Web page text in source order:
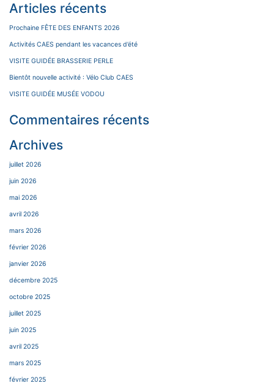
Articles récents
Prochaine FÊTE DES ENFANTS 2026
Activités CAES pendant les vacances d’été
VISITE GUIDÉE BRASSERIE PERLE
Bientôt nouvelle activité : Vélo Club CAES
VISITE GUIDÉE MUSÉE VODOU
Commentaires récents
Archives
juillet 2026
juin 2026
mai 2026
avril 2026
mars 2026
février 2026
janvier 2026
décembre 2025
octobre 2025
juillet 2025
juin 2025
avril 2025
mars 2025
février 2025